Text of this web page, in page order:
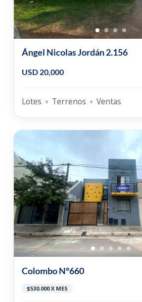
Ángel Nicolas Jordán 2.156
USD 20,000
Lotes Terrenos Ventas
Colombo N°660
$530.000 X MES